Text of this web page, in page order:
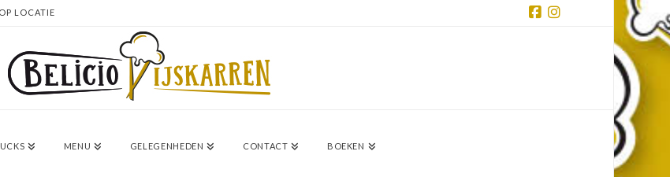
LOCATIE
MENU GELEGENHEDEN CONTACT BOEKEN